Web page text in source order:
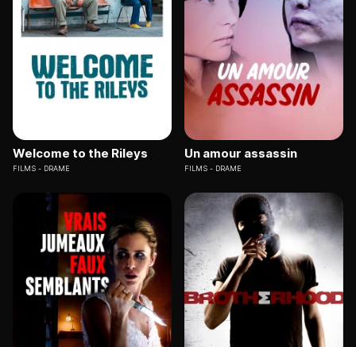
Welcome to the Rileys
FILMS DRAME
Un amour assassin
FILMS DRAME